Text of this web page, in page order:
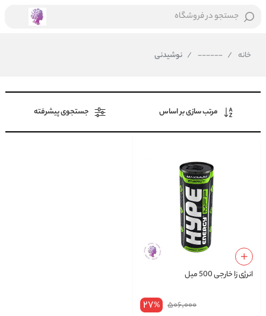
جستجو در فروشگاه
خانه /
------
/ نوشیدنی
مرتب سازی بر اساس جستجوی پیشرفته
انرژی زا خارجی 500 میل
506,000
27%